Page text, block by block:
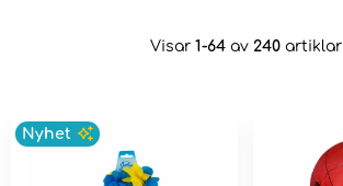
Visar 1-64av 240artiklar
Nyhet